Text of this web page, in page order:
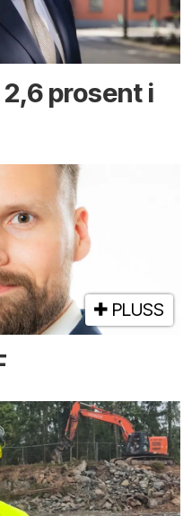
prosent i
PLUSS